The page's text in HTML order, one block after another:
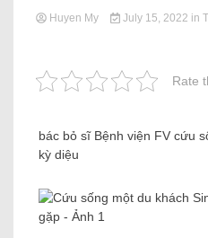
Huyen My July 15, 2022 in
Rate
bác bỏ sĩ Bệnh viện FV cứu
kỳ diệu